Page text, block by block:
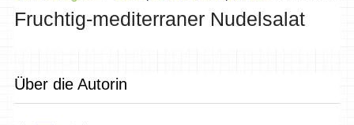
Fruchtig-mediterraner Nudelsalat
Über die Autorin